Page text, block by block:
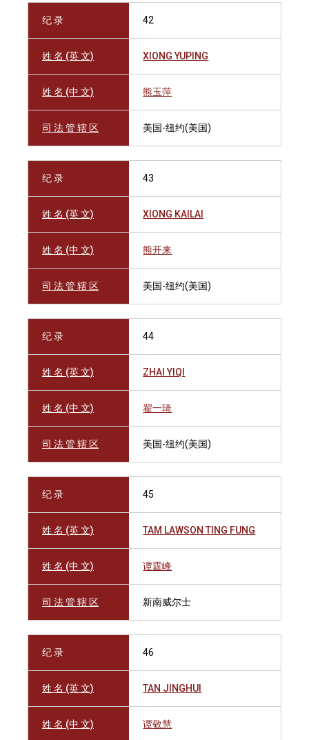
纪 录 42
姓 名 (英 文) XIONG YUPING
姓 名 (中 文) 熊玉萍
司 法 管 辖 区 美国-纽约(美国)
纪 录 43
姓 名 (英 文) XIONG KAILAI
姓 名 (中 文) 熊开来
司 法 管 辖 区 美国-纽约(美国)
纪 录 44
姓 名 (英 文) ZHAI YIQI
姓 名 (中 文) 翟一琦
司 法 管 辖 区 美国-纽约(美国)
纪 录 45
姓 名 (英 文) TAM LAWSON TING FUNG
姓 名 (中 文) 谭霆峰
司 法 管 辖 区 新南威尔士
纪 录 46
姓 名 (英 文) TAN JINGHUI
姓 名 (中 文) 谭敬慧